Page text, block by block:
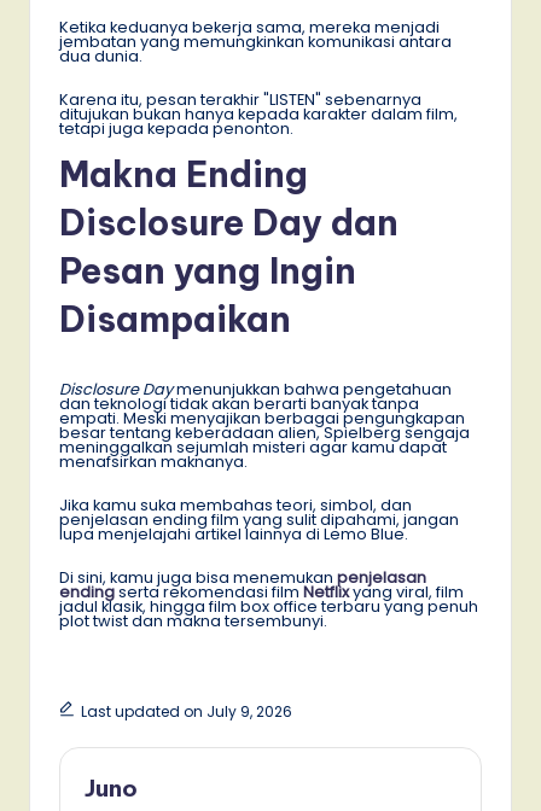
Ketika keduanya bekerja sama, mereka menjadi
jembatan yang memungkinkan komunikasi antara
dua dunia.
Karena itu, pesan terakhir "LISTEN" sebenarnya
ditujukan bukan hanya kepada karakter dalam film,
tetapi juga kepada penonton.
Makna Ending
Disclosure Day dan
Pesan yang Ingin
Disampaikan
Disclosure Daymenunjukkan bahwa pengetahuan
dan teknologi tidak akan berarti banyak tanpa
empati. Meski menyajikan berbagai pengungkapan
besar tentang keberadaan alien, Spielberg sengaja
meninggalkan sejumlah misteri agar kamu dapat
menafsirkan maknanya.
Jika kamu suka membahas teori, simbol, dan
penjelasan ending film yang sulit dipahami, jangan
lupa menjelajahi artikel lainnya di Lemo Blue.
Di sini, kamu juga bisa menemukan penjelasan
endingserta rekomendasi film Netflixyang viral, film
jadul klasik, hingga film box office terbaru yang penuh
plot twist dan makna tersembunyi.
Last updated on July 9, 2026
Juno